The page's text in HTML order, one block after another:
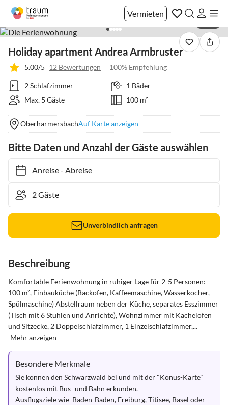
Vermieten
Holiday apartment Andrea Armbruster
5.00/5 12 Bewertungen 100% Empfehlung
2 Schlafzimmer
1 Bäder
Max. 5 Gäste
100 m²
OberharmersbachAuf Karte anzeigen
Bitte Daten und Anzahl der Gäste auswählen
Anreise- Abreise
Unverbindlich anfragen
Beschreibung
Komfortable Ferienwohnung in ruhiger Lage für 2-5 Personen:
100 m², Einbauküche (Backofen, Kaffeemaschine, Wasserkocher,
Spülmaschine) Abstellraum neben der Küche, separates Esszimmer
(Tisch mit 6 Stühlen und Anrichte), Wohnzimmer mit Kachelofen
und Sitzecke, 2 Doppelschlafzimmer, 1 Einzelschlafzimmer,...
Mehr anzeigen
Besondere Merkmale
Sie können den Schwarzwald bei und mit der "Konus-Karte"
kostenlos mit Bus -und Bahn erkunden.
Ausflugsziele wie  Baden-Baden, Freiburg, Titisee, Basel oder